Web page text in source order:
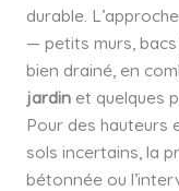
durable.
— petits murs,
bien drainé, en
jardinet quelques
Pour des hauteurs
sols incertains, la
bétonnée ou